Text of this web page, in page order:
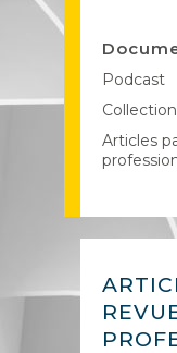
Podcast
Articles